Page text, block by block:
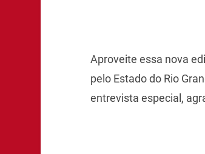
Aproveite essa nova
pelo Estado do Rio
entrevista especial,